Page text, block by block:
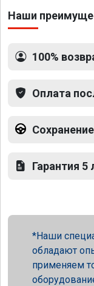
Наши
100%
Оплата
Гарантия 5
Наши
обладают
применяем